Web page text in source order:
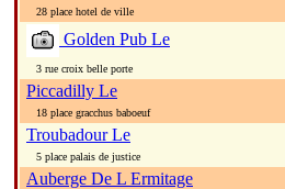
28 place hotel de ville
Golden Pub Le
3 rue croix belle porte
Piccadilly Le
18 place gracchus baboeuf
Troubadour Le
5 place palais de justice
Auberge De L Ermitage